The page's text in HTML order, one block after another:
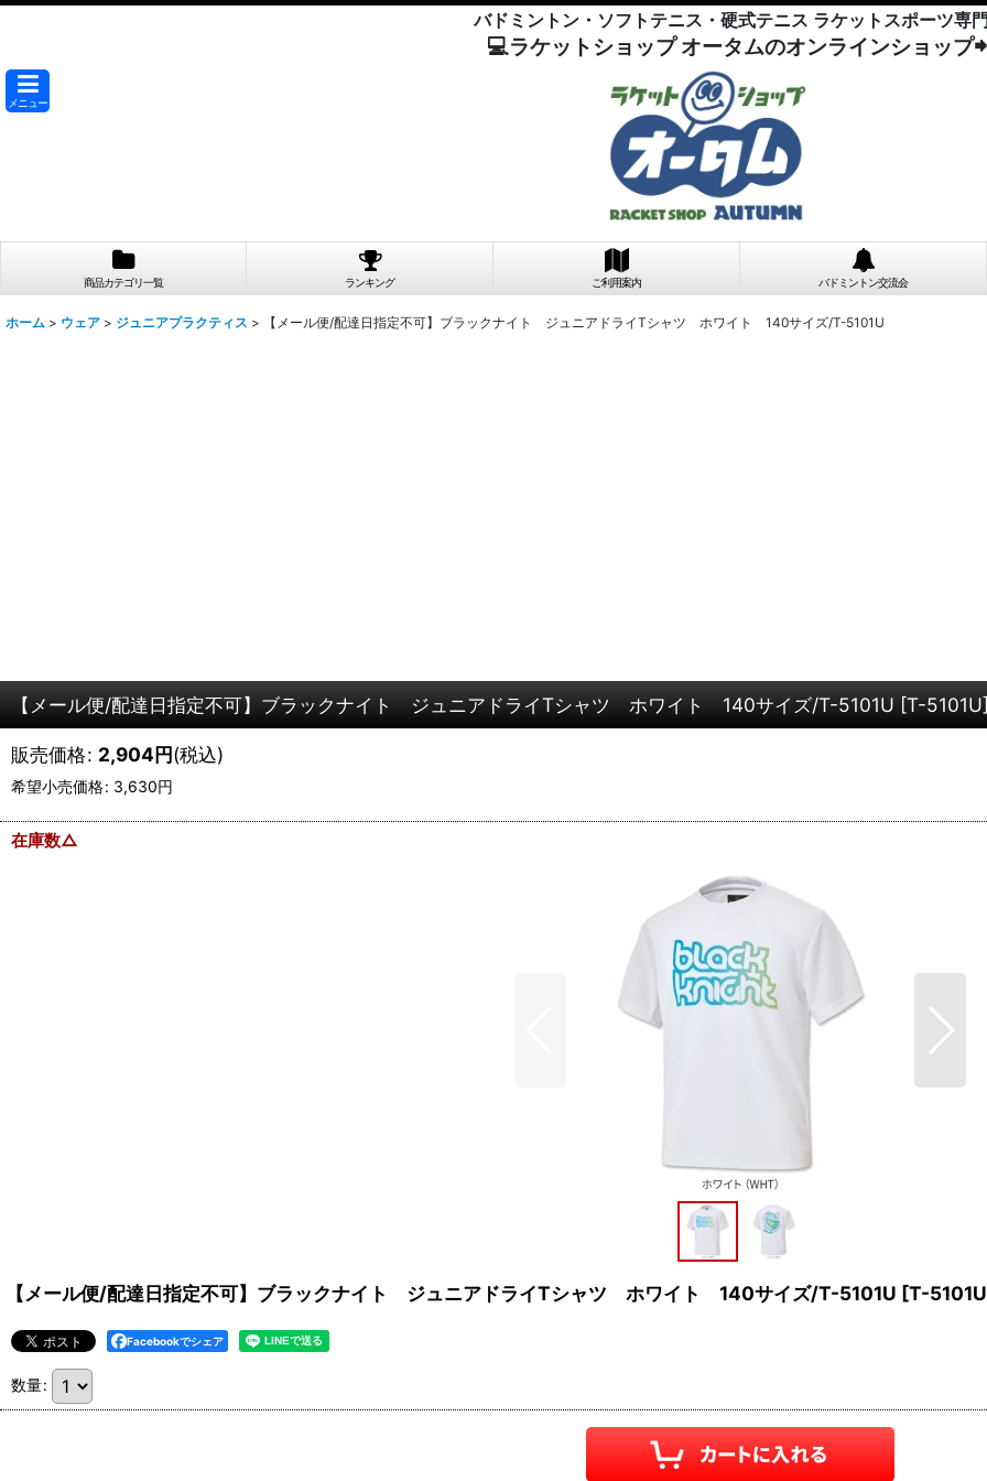
バドミントン・ソフトテニス・硬式テニス ラケットスポーツ専
💻ラケットショップ オータムのオンラインショップ
メニュー
商品カテゴリ一覧 ランキング ご利用案内 バドミントン交流会
ホーム > ウェア > ジュニアプラクティス > 【メール便/配達日指定不可】ブラックナイト ジュニアドライTシャツ ホワイト 140サイズ/T-5101U
【メール便/配達日指定不可】ブラックナイト ジュニアドライTシャツ ホワイト 140サイズ/T-5101U [T-5101U
販売価格: 2,904円(税込)
希望小売価格: 3,630円
在庫数△
【メール便/配達日指定不可】ブラックナイト ジュニアドライTシャツ ホワイト 140サイズ/T-5101U [T-5101U
Facebookでシェア
数量: